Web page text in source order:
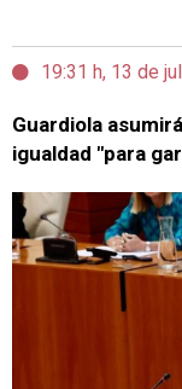
19:31 h, 13 de
Guardiola
igualdad "para